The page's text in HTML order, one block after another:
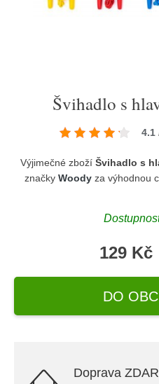
Švihadlo s
4.1
Výjimečné zboží Švihadlo s
značky Woody za výhodnou
129 Kč
DO
Doprava